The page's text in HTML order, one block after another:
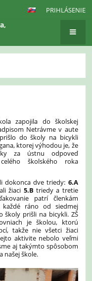
PRIHLÁSENIE
zapojila do školskej
Netrávme v aute
do školy na bicykli
ktorej výhodou je, že
za ústnu odpoveď
školského roka
dokonca dve triedy: 6.A
žiaci 5.B triedy a tretie
patrí členkám
ráno od siedmej
školy prišli na bicykli. ZŠ
je školou, ktorú
takže nie všetci žiaci
aktivite nebolo veľmi
aj takýmto spôsobom
našej škole.